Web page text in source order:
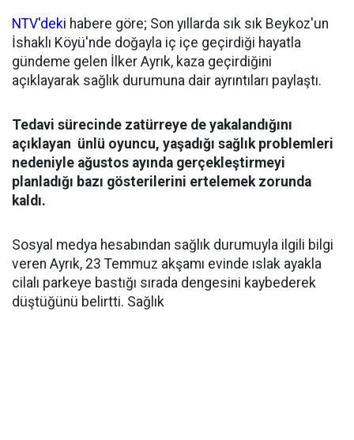
NTV'deki habere göre; Son yıllarda sık sık Beykoz'un
İshaklı Köyü'nde doğayla iç içe geçirdiği hayatla
gündeme gelen İlker Ayrık, kaza geçirdiğini
açıklayarak sağlık durumuna dair ayrıntıları paylaştı.
Tedavi sürecinde zatürreye de yakalandığını
açıklayan ünlü oyuncu, yaşadığı sağlık problemleri
nedeniyle ağustos ayında gerçekleştirmeyi
planladığı bazı gösterilerini ertelemek zorunda
kaldı.
Sosyal medya hesabından sağlık durumuyla ilgili bilgi
veren Ayrık, 23 Temmuz akşamı evinde ıslak ayakla
cilalı parkeye bastığı sırada dengesini kaybederek
düştüğünü belirtti. Sağlık